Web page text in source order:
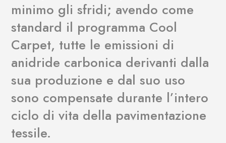
minimo gli sfridi; avendo come
standard il programma Cool
Carpet, tutte le emissioni di
anidride carbonica derivanti dalla
sua produzione e dal suo uso
sono compensate durante l’intero
ciclo di vita della pavimentazione
tessile.